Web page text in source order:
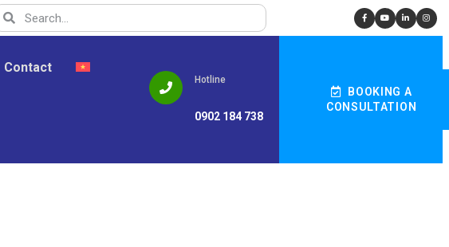
Contact
Hotline
0902 184 738
BOOKING A
CONSULTATION